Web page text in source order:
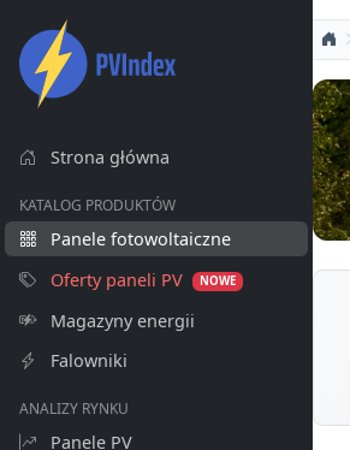
Strona główna
KATALOG PRODUKTÓW
Panele fotowoltaiczne
Oferty paneli PV
NOWE
Magazyny energii
Falowniki
ANALIZY RYNKU
Panele PV